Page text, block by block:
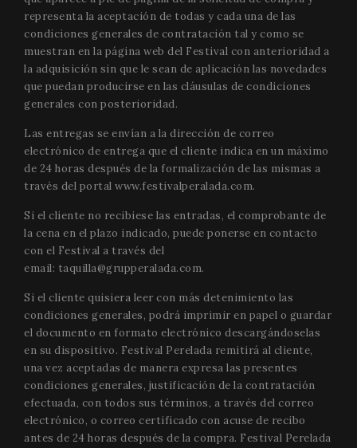
representa la aceptación de todas y cada una de las
condiciones generales de contratación tal y como se
muestran en la página web del Festival con anterioridad a
la adquisición sin que le sean de aplicación las novedades
que puedan producirse en las cláusulas de condiciones
generales con posterioridad.
Las entregas se envían a la dirección de correo
electrónico de entrega que el cliente indica en un máximo
de 24 horas después de la formalización de las mismas a
través del portal www.festivalperalada.com.
Si el cliente no recibiese las entradas, el comprobante de
la cena en el plazo indicado, puede ponerse en contacto
con el Festival a través del
email: taquilla@grupperalada.com.
Si el cliente quisiera leer con más detenimiento las
condiciones generales, podrá imprimir en papel o guardar
el documento en formato electrónico descargándoselas
en su dispositivo. Festival Perelada remitirá al cliente,
una vez aceptadas de manera expresa las presentes
condiciones generales, justificación de la contratación
efectuada, con todos sus términos, a través del correo
electrónico, o correo certificado con acuse de recibo
antes de 24 horas después de la compra. Festival Perelada
Functionality
Strictly necessary Performance
Targeting
Functionality
Strictly necessary cookies allow core website
functionality such as user login and account
management. The website cannot be used properly
__cf_bm
Cloudflare Inc.
.vimeo.com